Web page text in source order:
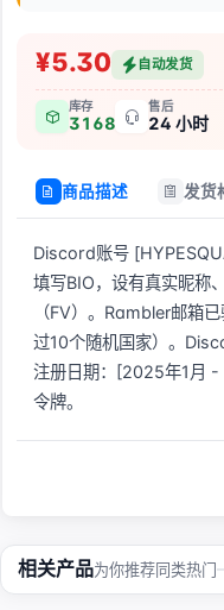
¥5.30 自动发货
库存
3168
售后
24 小时
商品描述 发货
Discord账号
填写BIO，设有真实昵称
（FV）。Rambler邮箱
过10个随机国家）。
注册日期：[2025年1月
令牌。
相关产品为你推荐同类热门